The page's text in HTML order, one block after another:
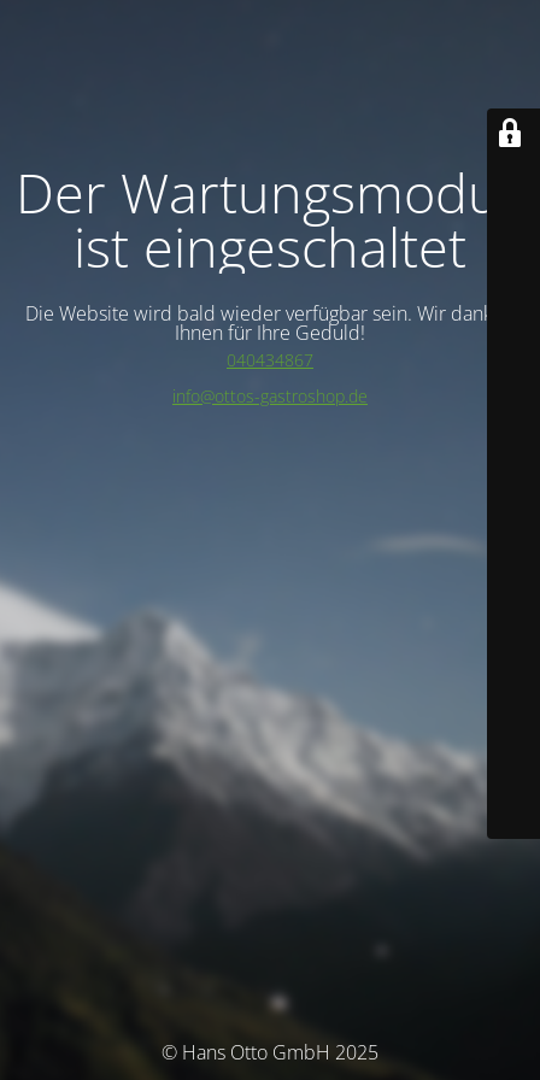
Der Wartungsmodus
ist eingeschaltet
Die Website wird bald wieder verfügbar sein. Wir danken
Ihnen für Ihre Geduld!
040434867
info@ottos-gastroshop.de
© Hans Otto GmbH 2025